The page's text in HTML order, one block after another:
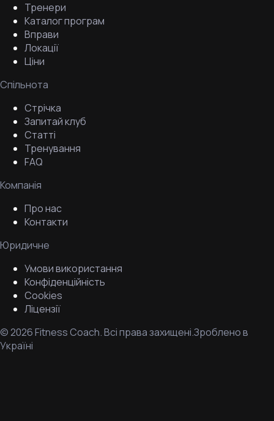
Тренери
Каталог програм
Вправи
Локації
Ціни
Спільнота
Стрічка
Запитай клуб
Статті
Тренування
FAQ
Компанія
Про нас
Контакти
Юридичне
Умови використання
Конфіденційність
Cookies
Ліцензії
©2026Fitness Coach.Всі права захищені.Зроблено в
Україні